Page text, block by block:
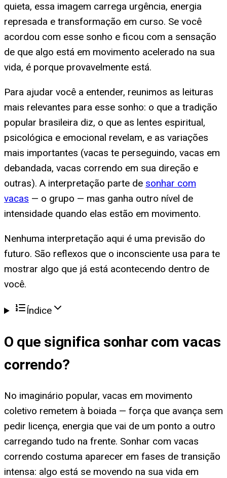
quieta, essa imagem carrega urgência, energia
represada e transformação em curso. Se você
acordou com esse sonho e ficou com a sensação
de que algo está em movimento acelerado na sua
vida, é porque provavelmente está.
Para ajudar você a entender, reunimos as leituras
mais relevantes para esse sonho: o que a tradição
popular brasileira diz, o que as lentes espiritual,
psicológica e emocional revelam, e as variações
mais importantes (vacas te perseguindo, vacas em
debandada, vacas correndo em sua direção e
outras). A interpretação parte de sonhar com
vacas — o grupo — mas ganha outro nível de
intensidade quando elas estão em movimento.
Nenhuma interpretação aqui é uma previsão do
futuro. São reflexos que o inconsciente usa para te
mostrar algo que já está acontecendo dentro de
você.
Índice
O que significa sonhar com vacas
correndo?
No imaginário popular, vacas em movimento
coletivo remetem à boiada — força que avança sem
pedir licença, energia que vai de um ponto a outro
carregando tudo na frente. Sonhar com vacas
correndo costuma aparecer em fases de transição
intensa: algo está se movendo na sua vida em